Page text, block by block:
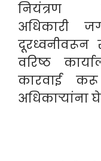
नियंत्रण
अधिकारी
दूरध्वनीवरून
वरिष्ठ
कारवाई
अधिकाऱ्यांना